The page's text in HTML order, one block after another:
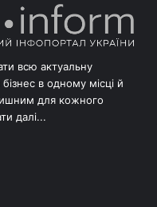
всю актуальну
в одному місці й
для кожного
далі...